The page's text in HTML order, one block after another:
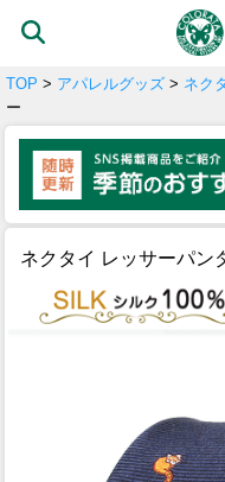
TOP > アパレルグッズ > ネク
ー
ネクタイ レッサーパン